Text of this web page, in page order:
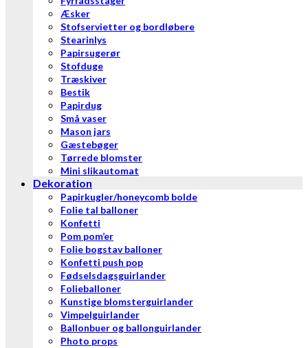
Æsker
Stofservietter og bordløbere
Stearinlys
Papirsugerør
Stofduge
Træskiver
Bestik
Papirdug
Små vaser
Mason jars
Gæstebøger
Tørrede blomster
Mini slikautomat
Dekoration
Papirkugler/honeycomb bolde
Folie tal balloner
Konfetti
Pom pom’er
Folie bogstav balloner
Konfetti push pop
Fødselsdagsguirlander
Folieballoner
Kunstige blomsterguirlander
Vimpelguirlander
Ballonbuer og ballonguirlander
Photo props